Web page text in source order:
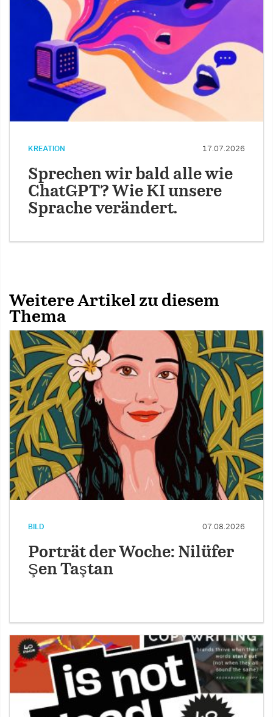
KREATION 17.07.2026
Sprechen wir bald alle wie
ChatGPT? Wie KI unsere
Sprache verändert.
Weitere Artikel zu diesem
Thema
BILD 07.08.2026
Porträt der Woche: Nilüfer
Şen Taştan